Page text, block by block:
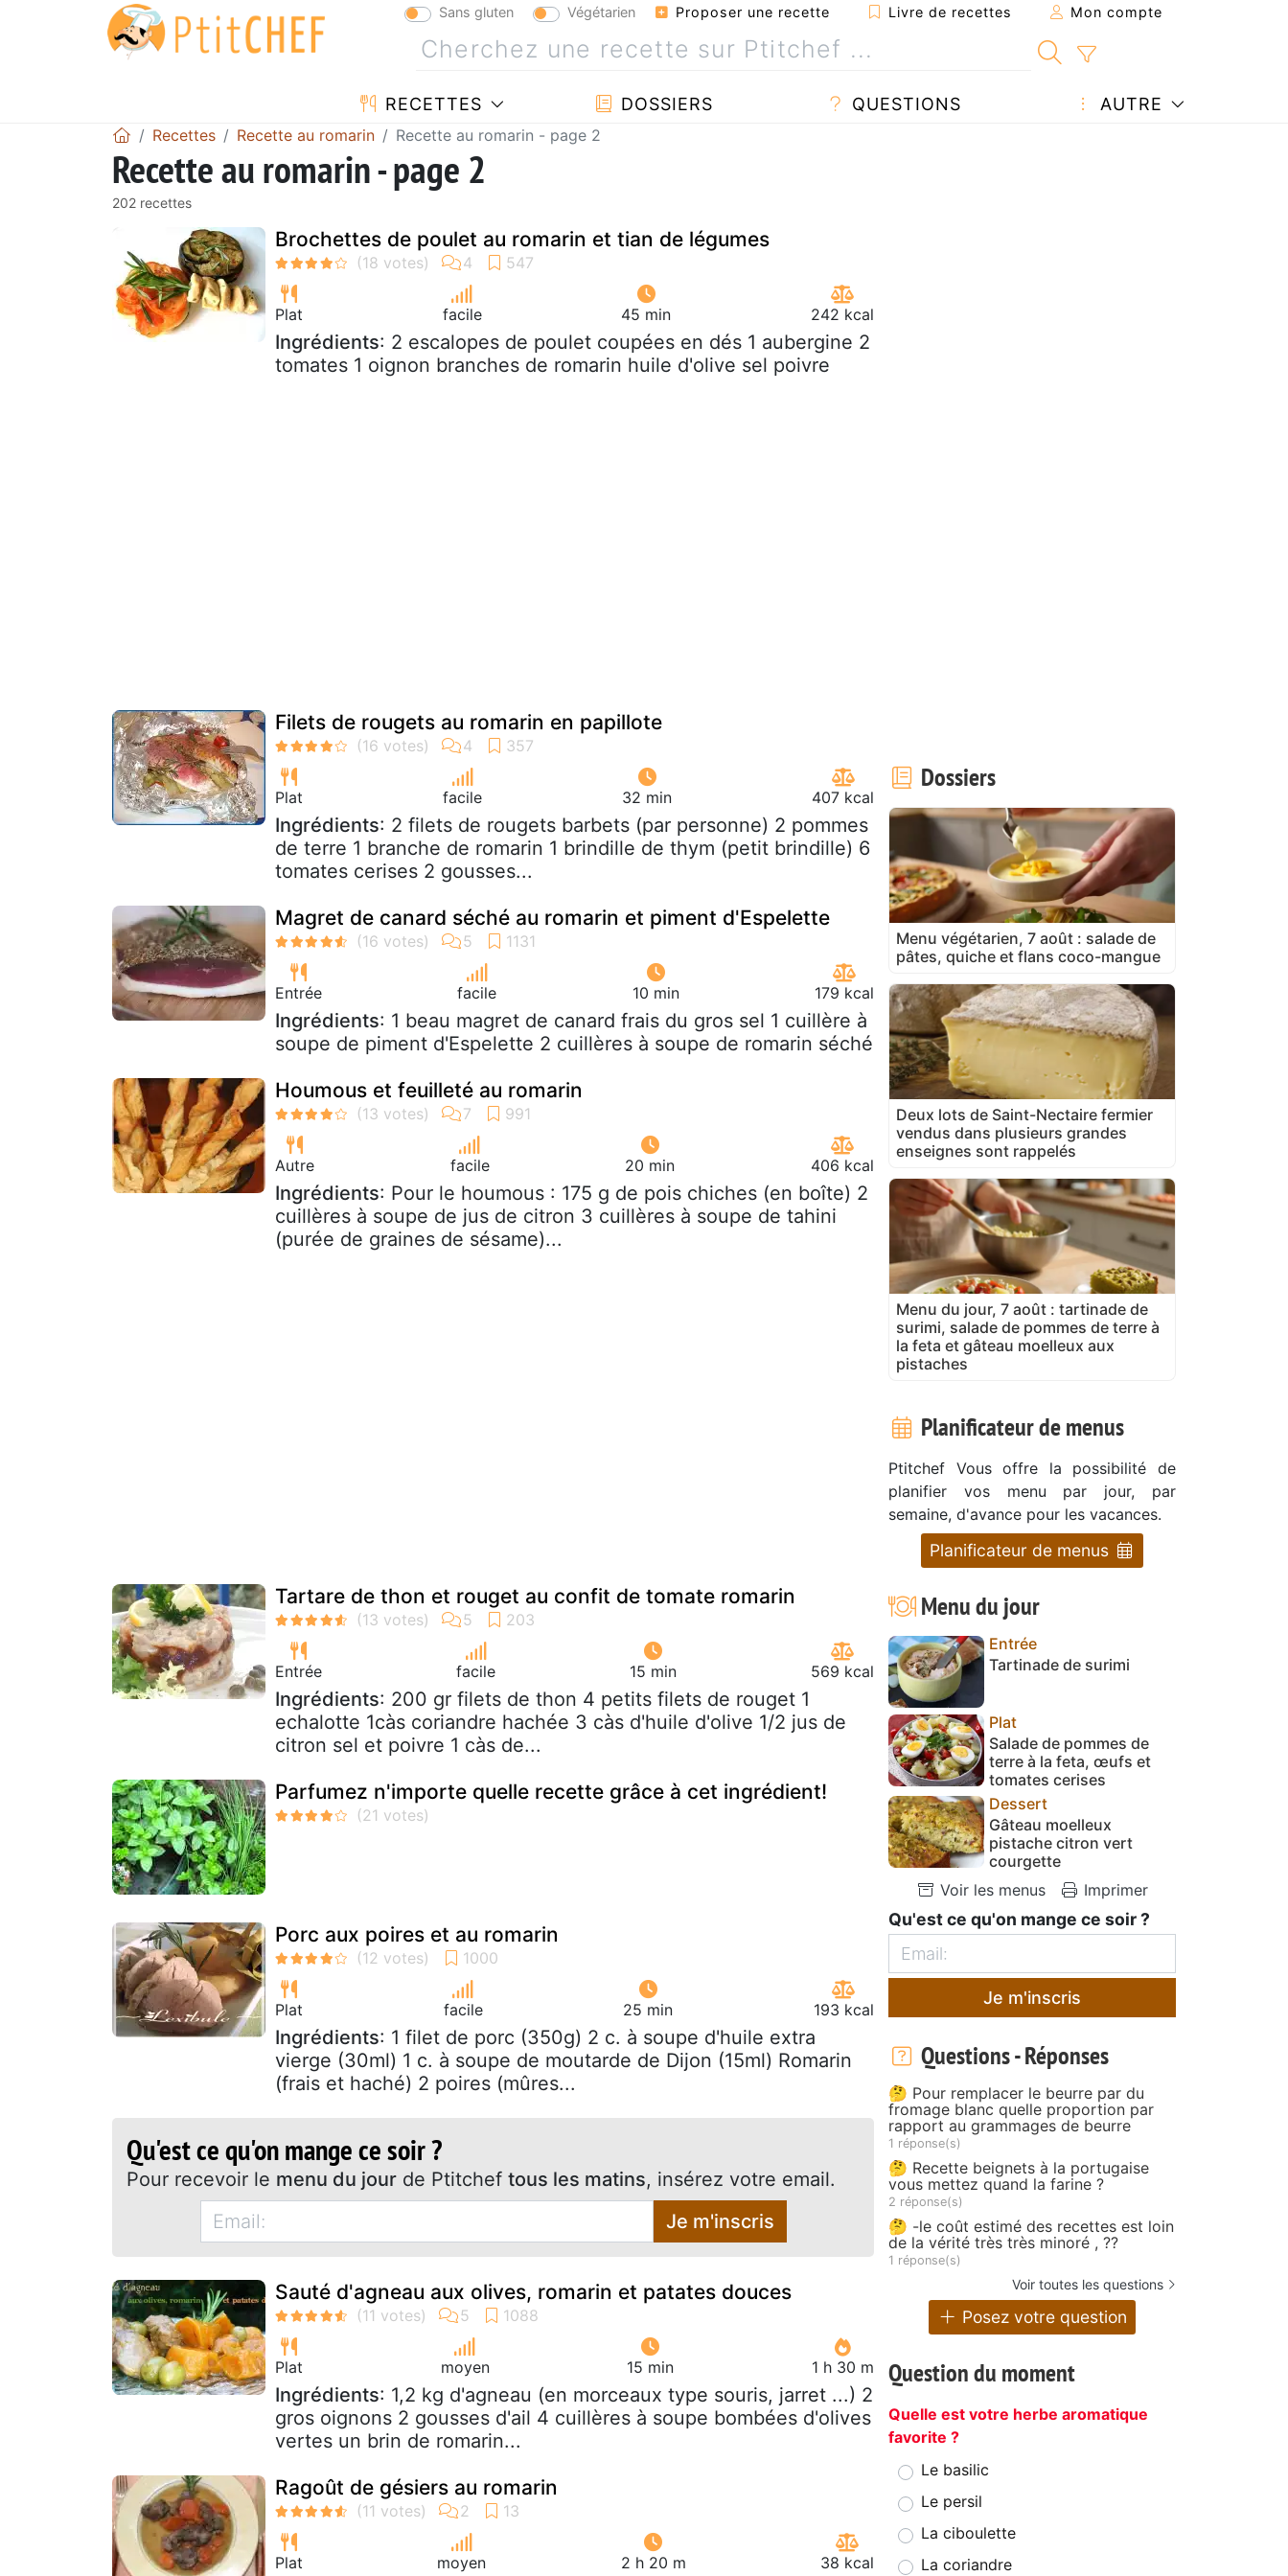
Sans gluten Végétarien Proposer une recette Livre de recettes Mon compte
RECETTES DOSSIERS QUESTIONS AUTRE
Recettes Recette au romarin Recette au romarin - page 2
Recette au romarin - page 2
202 recettes
Brochettes de poulet au romarin et tian de légumes
Plat facile 45 min 242 kcal
Ingrédients: 2 escalopes de poulet coupées en dés 1 aubergine 2
tomates 1 oignon branches de romarin huile d'olive sel poivre
Filets de rougets au romarin en papillote
Plat facile 32 min 407 kcal
Ingrédients: 2 filets de rougets barbets (par personne) 2 pommes
de terre 1 branche de romarin 1 brindille de thym (petit brindille) 6
tomates cerises 2 gousses...
Magret de canard séché au romarin et piment d'Espelette
Entrée facile 10 min 179 kcal
Ingrédients: 1 beau magret de canard frais du gros sel 1 cuillère à
soupe de piment d'Espelette 2 cuillères à soupe de romarin séché
Houmous et feuilleté au romarin
Autre facile 20 min 406 kcal
Ingrédients: Pour le houmous : 175 g de pois chiches (en boîte) 2
cuillères à soupe de jus de citron 3 cuillères à soupe de tahini
(purée de graines de sésame)...
Tartare de thon et rouget au confit de tomate romarin
Entrée facile 15 min 569 kcal
Ingrédients: 200 gr filets de thon 4 petits filets de rouget 1
echalotte 1càs coriandre hachée 3 càs d'huile d'olive 1/2 jus de
citron sel et poivre 1 càs de...
Parfumez n'importe quelle recette grâce à cet ingrédient!
Porc aux poires et au romarin
Plat facile 25 min 193 kcal
Ingrédients: 1 filet de porc (350g) 2 c. à soupe d'huile extra
vierge (30ml) 1 c. à soupe de moutarde de Dijon (15ml) Romarin
(frais et haché) 2 poires (mûres...
Qu'est ce qu'on mange ce soir ?
Pour recevoir le menu du jour de Ptitchef tous les matins, insérez votre email.
Je m'inscris
Sauté d'agneau aux olives, romarin et patates douces
Plat moyen 15 min 1 h 30 m
Ingrédients: 1,2 kg d'agneau (en morceaux type souris, jarret ...) 2
gros oignons 2 gousses d'ail 4 cuillères à soupe bombées d'olives
vertes un brin de romarin...
Ragoût de gésiers au romarin
Plat moyen 2 h 20 m 38 kcal
Dossiers
Menu végétarien, 7 août : salade de
pâtes, quiche et flans coco-mangue
Deux lots de Saint-Nectaire fermier
vendus dans plusieurs grandes
enseignes sont rappelés
Menu du jour, 7 août : tartinade de
surimi, salade de pommes de terre à
la feta et gâteau moelleux aux
pistaches
Planificateur de menus
Ptitchef Vous offre la possibilité de
planifier vos menu par jour, par
semaine, d'avance pour les vacances.
Planificateur de menus
Menu du jour
Entrée
Tartinade de surimi
Plat
Salade de pommes de
terre à la feta, œufs et
tomates cerises
Dessert
Gâteau moelleux
pistache citron vert
courgette
Voir les menus
Imprimer
Qu'est ce qu'on mange ce soir ?
Je m'inscris
Questions - Réponses
🤔 Pour remplacer le beurre par du
fromage blanc quelle proportion par
rapport au grammages de beurre
1 réponse(s)
🤔 Recette beignets à la portugaise
vous mettez quand la farine ?
2 réponse(s)
🤔 -le coût estimé des recettes est loin
de la vérité très très minoré , ??
1 réponse(s)
Voir toutes les questions
Posez votre question
Question du moment
Quelle est votre herbe aromatique
favorite ?
Le basilic
Le persil
La ciboulette
La coriandre